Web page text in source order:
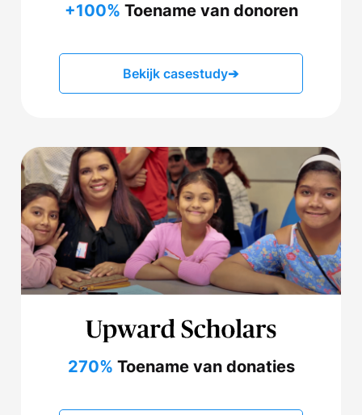
+100% Toename van donoren
Bekijk casestudy➔
270% Toename van donaties